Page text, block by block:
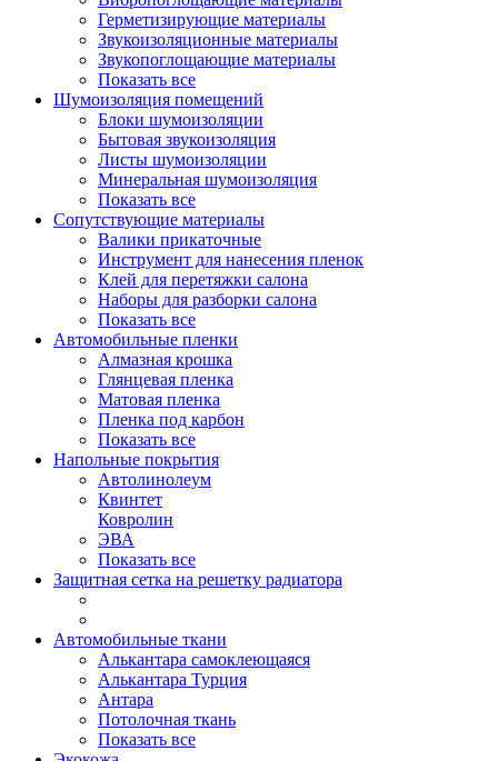
Герметизирующие материалы
Звукоизоляционные материалы
Звукопоглощающие материалы
Показать все
Шумоизоляция помещений
Блоки шумоизоляции
Бытовая звукоизоляция
Листы шумоизоляции
Минеральная шумоизоляция
Показать все
Сопутствующие материалы
Валики прикаточные
Инструмент для нанесения пленок
Клей для перетяжки салона
Наборы для разборки салона
Показать все
Автомобильные пленки
Алмазная крошка
Глянцевая пленка
Матовая пленка
Пленка под карбон
Показать все
Напольные покрытия
Автолинолеум
Квинтет
Ковролин
ЭВА
Показать все
Защитная сетка на решетку радиатора
Автомобильные ткани
Алькантара самоклеющаяся
Алькантара Турция
Антара
Потолочная ткань
Показать все